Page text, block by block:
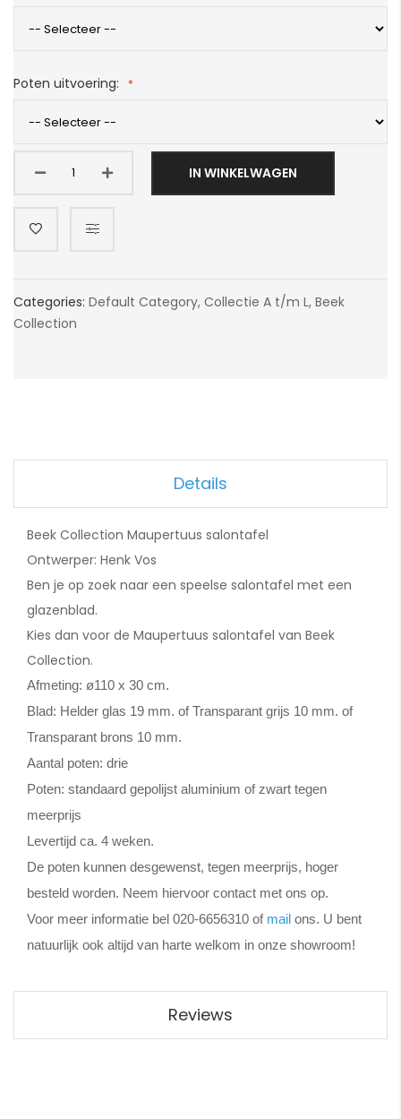
Poten uitvoering:
IN WINKELWAGEN
Categories: Default Category, Collectie A t/m L, Beek
Collection
Details
Beek Collection Maupertuus salontafel
Ontwerper: Henk Vos
Ben je op zoek naar een speelse salontafel met een
glazenblad.
Kies dan voor de Maupertuus salontafel van Beek
Collection.
Afmeting: ø110 x 30 cm.
Blad: Helder glas 19 mm. of Transparant grijs 10 mm. of
Transparant brons 10 mm.
Aantal poten: drie
Poten: standaard gepolijst aluminium of zwart tegen
meerprijs
Levertijd ca. 4 weken.
De poten kunnen desgewenst, tegen meerprijs, hoger
besteld worden. Neem hiervoor contact met ons op.
Voor meer informatie bel 020-6656310 of mail ons. U bent
natuurlijk ook altijd van harte welkom in onze showroom!
Reviews